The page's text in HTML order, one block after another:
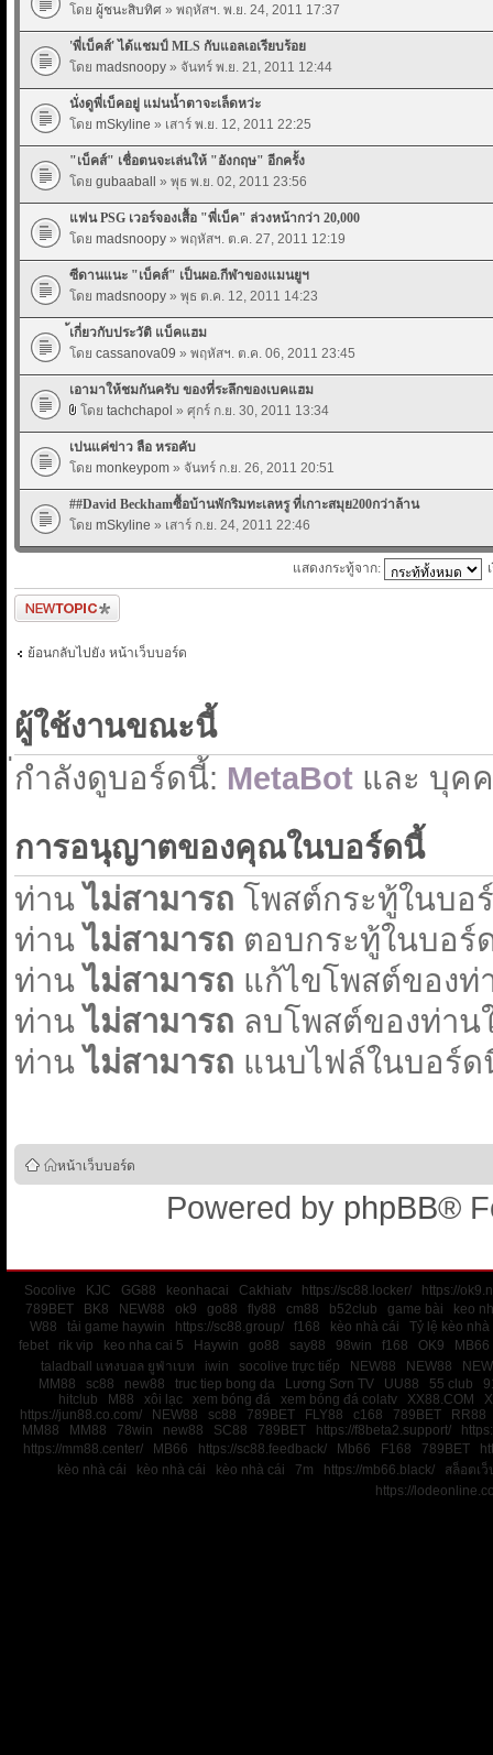
โดย ผู้ชนะสิบทิศ » พฤหัสฯ. พ.ย. 24, 2011 17:37
'พี่เบ็คส์' ได้แชมป์ MLS กับแอลเอเรียบร้อย
โดย madsnoopy » จันทร์ พ.ย. 21, 2011 12:44
นั่งดูพี่เบ็คอยู่ แม่นน้ำตาจะเล็ดหว่ะ
โดย mSkyline » เสาร์ พ.ย. 12, 2011 22:25
"เบ็คส์" เชื่อตนจะเล่นให้ "อังกฤษ" อีกครั้ง
โดย gubaaball » พุธ พ.ย. 02, 2011 23:56
แฟน PSG เวอร์จองเสื้อ "พี่เบ็ค" ล่วงหน้ากว่า 20,000
โดย madsnoopy » พฤหัสฯ. ต.ค. 27, 2011 12:19
ซีดานแนะ "เบ็คส์" เป็นผอ.กีฬาของแมนยูฯ
โดย madsnoopy » พุธ ต.ค. 12, 2011 14:23
้เกี่ยวกับประวัติ แบ็คแฮม
โดย cassanova09 » พฤหัสฯ. ต.ค. 06, 2011 23:45
เอามาให้ชมกันครับ ของที่ระลึกของเบคแฮม
โดย tachchapol » ศุกร์ ก.ย. 30, 2011 13:34
เปนแค่ข่าว ลือ หรอคับ
โดย monkeypom » จันทร์ ก.ย. 26, 2011 20:51
##David Beckhamซื้อบ้านพักริมทะเลหรู ที่เกาะสมุย200กว่าล้าน
โดย mSkyline » เสาร์ ก.ย. 24, 2011 22:46
แสดงกระทู้จาก:
ตั้งกระทู้ใหม่
ย้อนกลับไปยัง หน้าเว็บบอร์ด
ผู้ใช้งานขณะนี้
่กำลังดูบอร์ดนี้: MetaBot และ บุค
การอนุญาตของคุณในบอร์ดนี้
ท่านไม่สามารถ โพสต์กระทู้ในบอ
ท่านไม่สามารถ ตอบกระทู้ในบอร์
ท่านไม่สามารถ แก้ไขโพสต์ของท่
ท่านไม่สามารถ ลบโพสต์ของท่าน
ท่านไม่สามารถ แนบไฟล์ในบอร์ด
หน้าเว็บบอร์ด
Powered by phpBB®
Socolive KJC GG88 keonhacai Cakhiatv https://sc88.locker/
https://
789BET
BK8 NEW88 ok9 go88 fly88 cm88 b52club game bài
keo
W88
tải game haywin https://sc88.group/ f168 kèo nhà cái
Tỷ lệ kèo nhà
febet
rik vip keo nha cai 5 Haywin go88 say88 98win f168 OK9
MB66
taladball แทงบอล ยูฟ่าเบท
iwin socolive trực tiếp NEW88 NEW88
MM88
sc88 new88 truc tiep bong da Lương Sơn TV UU88 55 club
hitclub
M88 xôi lạc xem bóng đá xem bóng đá colatv XX88.COM
https://jun88.co.com/
NEW88 sc88 789BET FLY88 c168 789BET
RR88
MM88
MM88 78win new88 SC88 789BET https://f8beta2.support/
https://mm88.center/
MB66 https://sc88.feedback/ Mb66 F168 789BET
kèo nhà cái
kèo nhà cái kèo nhà cái 7m https://mb66.black/
สล็อตเว็
https://